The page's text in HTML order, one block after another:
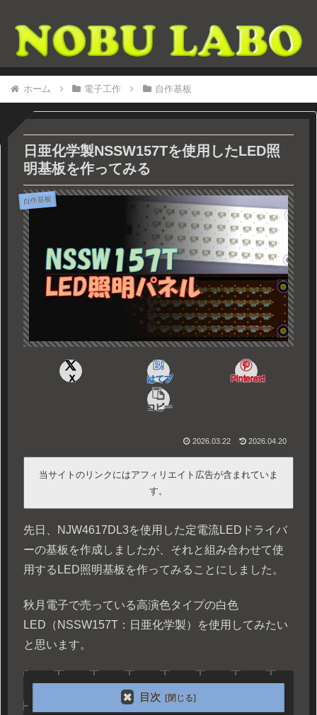
ホーム 電子工作 自作基板
日亜化学製NSSW157Tを使用したLED照
明基板を作ってみる
自作基板
X はてブ Pinterest
コピー
2026.03.22 2026.04.20
当サイトのリンクにはアフィリエイト広告が含まれていま
す。
先日、NJW4617DL3を使用した定電流LEDドライバ
ーの基板を作成しましたが、それと組み合わせて使
用するLED照明基板を作ってみることにしました。
秋月電子で売っている高演色タイプの白色
LED（NSSW157T：日亜化学製）を使用してみたい
と思います。
目次